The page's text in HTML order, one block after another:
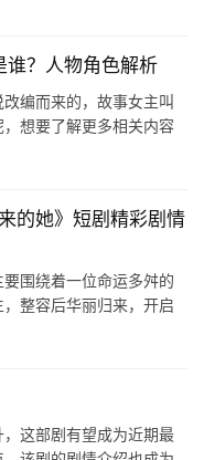
谁？人物角色解析
编而来的，故事女主叫
想要了解更多相关内容
的她》短剧精彩剧情
围绕着一位命运多舛的
整容后华丽归来，开启
这部剧有望成为近期最